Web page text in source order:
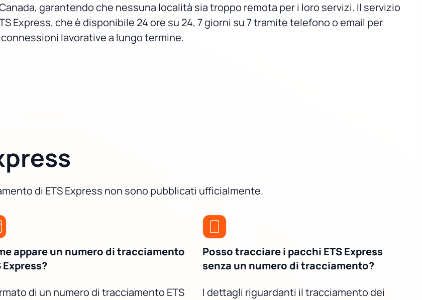
garantendo che nessuna località sia troppo remota per i loro servizi. Il servizio
Express, che è disponibile 24 ore su 24, 7 giorni su 7 tramite telefono o email per
lavorative a lungo termine.
di ETS Express non sono pubblicati ufficialmente.
appare un numero di tracciamento
Express?
di un numero di tracciamento ETS
Posso tracciare i pacchi ETS Express
senza un numero di tracciamento?
I dettagli riguardanti il tracciamento dei